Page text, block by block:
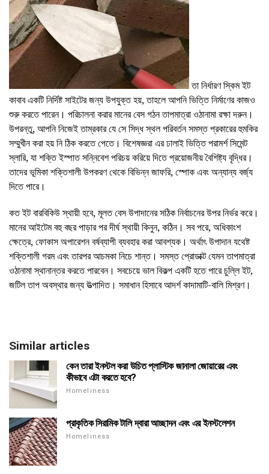
তা নির্ধারণ স্কিম ইট
কাবাব একটি নির্দিষ্ট সাইটের জন্য উপযুক্ত হয়, তাহলে আপনি ভিত্তি নির্মাণের কাজও
শুরু করতে পারেন। পরিচালনা করার মানের বেস গঠন তাপমাত্রা ওঠানামা রক্ষা দরুন।
উপরন্তু, আপনি নিজেই তাম্রকার যে সে সিদ্ধ স্থল পরিবর্তন সমস্ত প্রকারের হুমকির
সম্মুখীন করা হয় নি ঠিক করতে পেতে। বিশেষজ্ঞরা এর ঢালাই ভিত্তি পরামর্শ সিমেন্ট
স্লারি, যা শক্তি ইস্পাত সন্নিবেশ পরিচয় করিয়ে দিতে প্রয়োজনীয় বৈশিষ্ট্য বৃদ্ধির।
তাদের ভূমিকা শক্তিশালী উপকরণ থেকে বিভিন্ন জাফরি, স্পোক এবং অন্যান্য বর্জ্য
দিতে পারে।
কত ইট বারবিকিউ স্থায়ী হবে, মূলত বেস উপাদানের সঠিক নির্বাচনের উপর নির্ভর করে।
মানের আইটেম বহু বছর পাড়ার পর দীর্ঘ স্থায়ী কিনুন, কঠিন। সব পরে, অধিকাংশ
ক্ষেত্রে, ফোকাস অপারেশন বর্ষব্যাপী ব্যবহার করা আবশ্যক। অর্থাৎ উপাদান যথেষ্ট
শক্তিশালী গরম এবং তারপর আচমকা নিচে শান্ত। সমস্ত প্রোডাক্ট যেমন তাপমাত্রা
ওঠানামা স্থানান্তর করতে পারবেন। সবচেয়ে ভাল বিকল্প একটি হতে পারে চুল্লি ইট,
জটিল তাপ অবস্থার জন্য উত্পাদিত। সমাধান হিসাবে আদর্শ কাদামাটি-বালি মিশ্রণ।
Similar articles
কেন তারা ইনস্টল করা উচিত প্লাস্টিক জানালা জোয়ারের এবং
কীভাবে এটা করতে হবে?
Homeliness
প্রাকৃতিক সিরামিক টালি দ্বারা আচ্ছাদন এবং এর ইনস্টলেশন
Homeliness